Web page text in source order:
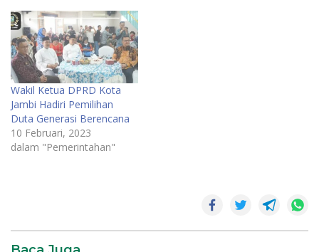
Wakil Ketua DPRD Kota
Jambi Hadiri Pemilihan
Duta Generasi Berencana
10 Februari, 2023
dalam "Pemerintahan"